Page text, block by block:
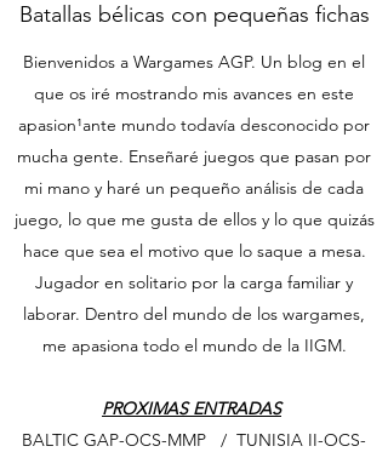
Batallas bélicas con pequeñas fichas
Bienvenidos a Wargames AGP. Un blog en el
que os iré mostrando mis avances en este
apasion¹ante mundo todavía desconocido por
mucha gente. Enseñaré juegos que pasan por
mi mano y haré un pequeño análisis de cada
juego, lo que me gusta de ellos y lo que quizás
hace que sea el motivo que lo saque a mesa.
Jugador en solitario por la carga familiar y
laborar. Dentro del mundo de los wargames,
me apasiona todo el mundo de la IIGM.
PROXIMAS ENTRADAS
BALTIC GAP-OCS-MMP / TUNISIA II-OCS-